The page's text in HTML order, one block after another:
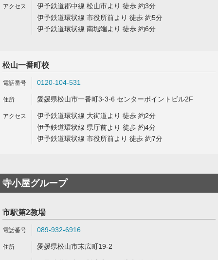
伊予鉄道郡中線 松山市より 徒歩 約3分
伊予鉄道環状線 市役所前より 徒歩 約5分
伊予鉄道環状線 南堀端より 徒歩 約6分
松山一番町校
0120-104-531
愛媛県松山市一番町3-3-6 センターポイントビル2F
伊予鉄道環状線 大街道より 徒歩 約2分
伊予鉄道環状線 県庁前より 徒歩 約4分
伊予鉄道環状線 市役所前より 徒歩 約7分
寺小屋グループ
市駅第2教場
089-932-6916
愛媛県松山市末広町19-2